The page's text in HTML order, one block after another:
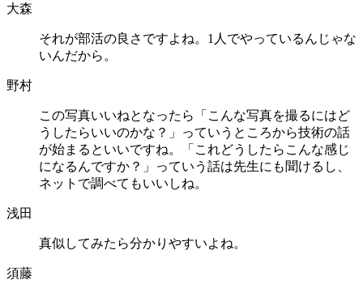
大森
それが部活の良さですよね。1人でやっているんじゃな
いんだから。
野村
この写真いいねとなったら「こんな写真を撮るにはど
うしたらいいのかな？」っていうところから技術の話
が始まるといいですね。「これどうしたらこんな感じ
になるんですか？」っていう話は先生にも聞けるし、
ネットで調べてもいいしね。
浅田
真似してみたら分かりやすいよね。
須藤